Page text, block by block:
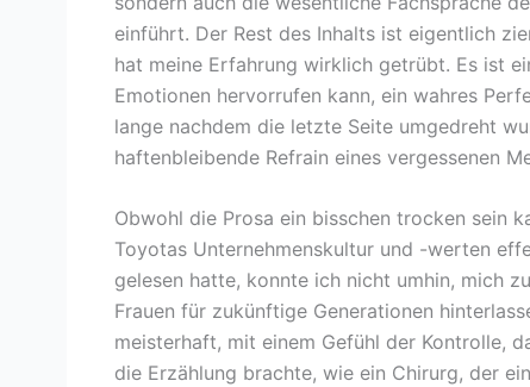
einführt. Der Rest des Inhalts ist eigentlich
hat meine Erfahrung wirklich getrübt. Es ist
Emotionen hervorrufen kann, ein wahres
lange nachdem die letzte Seite umgedreht
haftenbleibende Refrain eines vergessenen
Obwohl die Prosa ein bisschen trocken sein
Toyotas Unternehmenskultur und -werten
gelesen hatte, konnte ich nicht umhin, mich
Frauen für zukünftige Generationen
meisterhaft, mit einem Gefühl der Kontrolle,
die Erzählung brachte, wie ein Chirurg, der